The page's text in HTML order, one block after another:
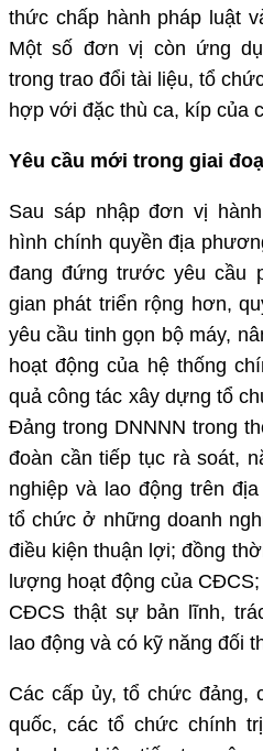
thức chấp hành pháp luật
Một số đơn vị còn ứng
trong trao đổi tài liệu, tổ
hợp với đặc thù ca, kíp của
Yêu cầu mới trong giai
Sau sáp nhập đơn vị
hình chính quyền địa
đang đứng trước yêu cầu
gian phát triển rộng hơn,
yêu cầu tinh gọn bộ máy,
hoạt động của hệ thống
quả công tác xây dựng tổ
Đảng trong DNNNN trong
đoàn cần tiếp tục rà soát,
nghiệp và lao động trên
tổ chức ở những doanh
điều kiện thuận lợi; đồng
lượng hoạt động của
CĐCS thật sự bản lĩnh,
lao động và có kỹ năng đối
Các cấp ủy, tổ chức đảng,
quốc, các tổ chức chính